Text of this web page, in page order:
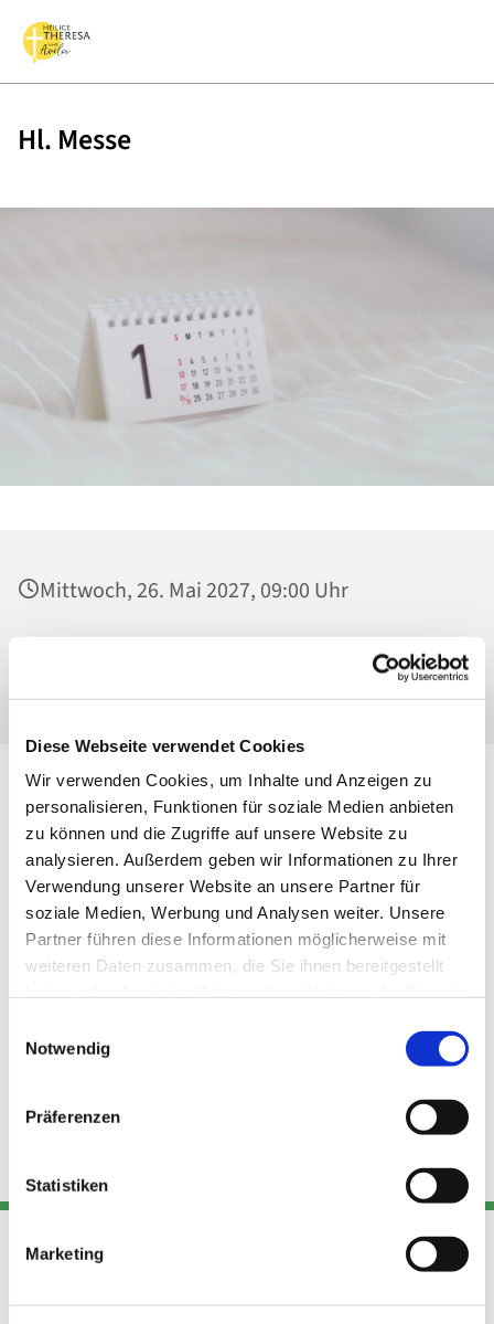
Diese Webseite verwendet Cookies
Wir verwenden Cookies, um Inhalte und Anzeigen zu
personalisieren, Funktionen für soziale Medien anbieten
zu können und die Zugriffe auf unsere Website zu
analysieren. Außerdem geben wir Informationen zu Ihrer
Verwendung unserer Website an unsere Partner für
soziale Medien, Werbung und Analysen weiter. Unsere
Partner führen diese Informationen möglicherweise mit
weiteren Daten zusammen, die Sie ihnen bereitgestellt
Notwendig
Präferenzen
Statistiken
Marketing
Hl. Messe
Mittwoch, 26. Mai 2027, 09:00 Uhr
Heilig Kreuz, Werktagskapelle, Malchower
Adresse
Kont
Links